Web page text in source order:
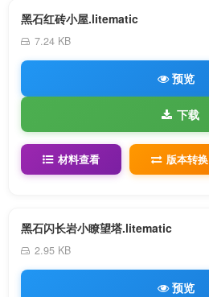
黑石红砖小屋.litematic
7.24 KB
预览
下载
材料查看 版本转换
黑石闪长岩小瞭望塔.litematic
2.95 KB
预览